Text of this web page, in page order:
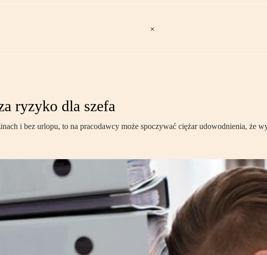
ryzyko dla szefa
i bez urlopu, to na pracodawcy może spoczywać ciężar udowodnienia, że